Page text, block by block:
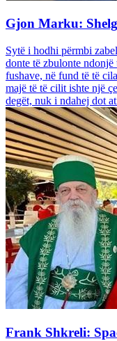
Gjon Marku:
Sytë i hodhi përmbi
donte të zbulonte
fushave, në fund të të
majë të të cilit ishte një
degët, nuk i ndahej dot
Frank Shkreli: